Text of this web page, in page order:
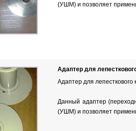
(УШМ) и позволяет
Адаптер для
Адаптер для лепесткового
Данный адаптер
(УШМ) и позволяет